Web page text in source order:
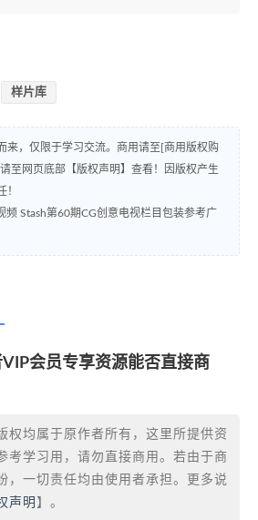
样片库
来，仅限于学习交流。商用请至[商用版权购
至网页底部【版权声明】查看！因版权产生
！
频 Stash第60期CG创意电视栏目包装参考广
会员专享资源能否直接商
权均属于原作者所有，这里所提供资
考学习用，请勿直接商用。若由于商
，一切责任均由使用者承担。更多说
声明 】。